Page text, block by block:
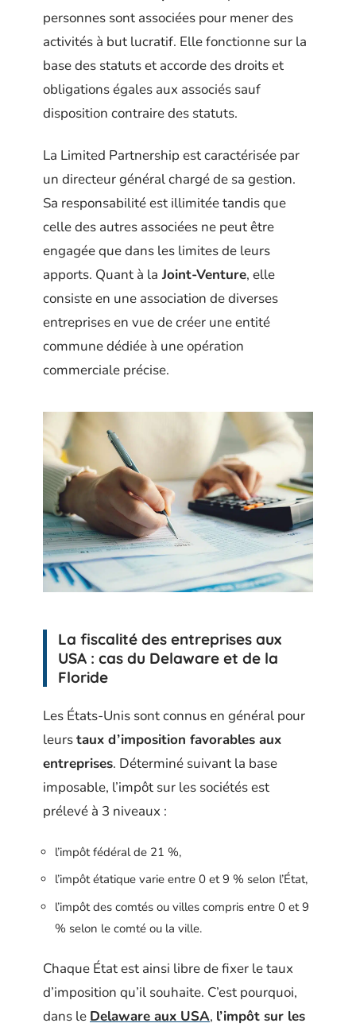
personnes sont associées pour mener des
activités à but lucratif. Elle fonctionne sur la
base des statuts et accorde des droits et
obligations égales aux associés sauf
disposition contraire des statuts.
La Limited Partnership est caractérisée par
un directeur général chargé de sa gestion.
Sa responsabilité est illimitée tandis que
celle des autres associées ne peut être
engagée que dans les limites de leurs
apports. Quant à la Joint-Venture, elle
consiste en une association de diverses
entreprises en vue de créer une entité
commune dédiée à une opération
commerciale précise.
La fiscalité des entreprises aux
USA : cas du Delaware et de la
Floride
Les États-Unis sont connus en général pour
leurstaux d’imposition favorables aux
entreprises. Déterminé suivant la base
imposable, l’impôt sur les sociétés est
prélevé à 3 niveaux :
l’impôt fédéral de 21 %,
l’impôt étatique varie entre 0 et 9 % selon l’État,
l’impôt des comtés ou villes compris entre 0 et 9
% selon le comté ou la ville.
Chaque État est ainsi libre de fixer le taux
d’imposition qu’il souhaite. C’est pourquoi,
dans le Delaware aux USA, l’impôt sur les